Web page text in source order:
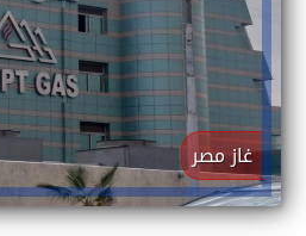
غاز مصر